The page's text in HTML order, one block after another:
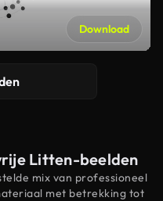
Download
Litten-beelden
mix van professioneel
met betrekking tot